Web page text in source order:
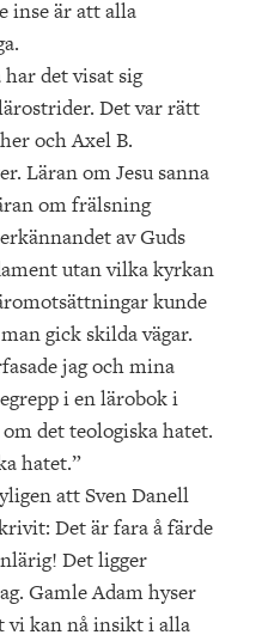
inse är att alla
det visat sig
Det var rätt
och Axel B.
Läran om Jesu sanna
om frälsning
av Guds
utan vilka kyrkan
kunde
gick skilda vägar.
jag och mina
i en lärobok i
det teologiska hatet.
hatet.”
att Sven Danell
Det är fara å färde
Det ligger
Gamle Adam hyser
vi kan nå insikt i alla